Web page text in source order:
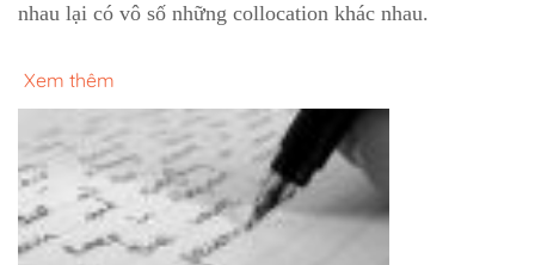
nhau lại có vô số những collocation khác nhau.
Xem thêm